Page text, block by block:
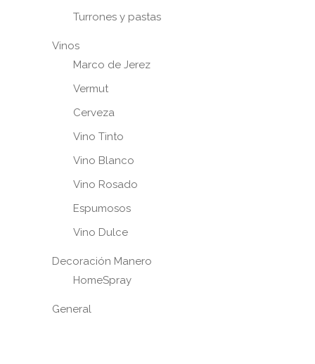
Turrones y pastas
Vinos
Marco de Jerez
Vermut
Cerveza
Vino Tinto
Vino Blanco
Vino Rosado
Espumosos
Vino Dulce
Decoración Manero
HomeSpray
General